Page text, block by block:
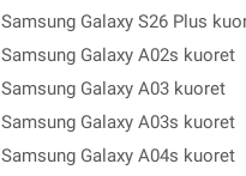
Samsung Galaxy S26 Plus
Samsung Galaxy A02s kuoret
Samsung Galaxy A03 kuoret
Samsung Galaxy A03s kuoret
Samsung Galaxy A04s kuoret